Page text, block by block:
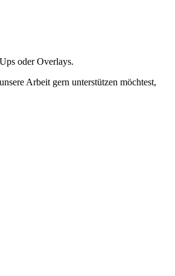
oder Overlays.
Arbeit gern unterstützen möchtest,